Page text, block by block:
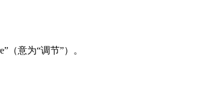
（意为“调节”）。